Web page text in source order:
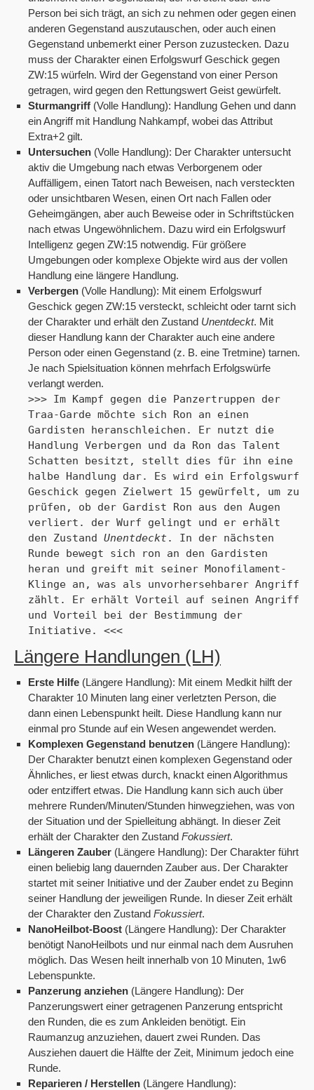
Person bei sich trägt, an sich zu nehmen oder gegen einen
anderen Gegenstand auszutauschen, oder auch einen
Gegenstand unbemerkt einer Person zuzustecken. Dazu
muss der Charakter einen Erfolgswurf Geschick gegen
ZW:15 würfeln. Wird der Gegenstand von einer Person
getragen, wird gegen den Rettungswert Geist gewürfelt.
Sturmangriff (Volle Handlung): Handlung Gehen und dann
ein Angriff mit Handlung Nahkampf, wobei das Attribut
Extra+2 gilt.
Untersuchen (Volle Handlung): Der Charakter untersucht
aktiv die Umgebung nach etwas Verborgenem oder
Auffälligem, einen Tatort nach Beweisen, nach versteckten
oder unsichtbaren Wesen, einen Ort nach Fallen oder
Geheimgängen, aber auch Beweise oder in Schriftstücken
nach etwas Ungewöhnlichem. Dazu wird ein Erfolgswurf
Intelligenz gegen ZW:15 notwendig. Für größere
Umgebungen oder komplexe Objekte wird aus der vollen
Handlung eine längere Handlung.
Verbergen (Volle Handlung): Mit einem Erfolgswurf
Geschick gegen ZW:15 versteckt, schleicht oder tarnt sich
der Charakter und erhält den Zustand Unentdeckt. Mit
dieser Handlung kann der Charakter auch eine andere
Person oder einen Gegenstand (z. B. eine Tretmine) tarnen.
Je nach Spielsituation können mehrfach Erfolgswürfe
verlangt werden.
>>> Im Kampf gegen die Panzertruppen der
Traa-Garde möchte sich Ron an einen
Gardisten heranschleichen. Er nutzt die
Handlung Verbergen und da Ron das Talent
Schatten besitzt, stellt dies für ihn eine
halbe Handlung dar. Es wird ein Erfolgswurf
Geschick gegen Zielwert 15 gewürfelt, um zu
prüfen, ob der Gardist Ron aus den Augen
verliert. der Wurf gelingt und er erhält
den Zustand Unentdeckt. In der nächsten
Runde bewegt sich ron an den Gardisten
heran und greift mit seiner Monofilament-
Klinge an, was als unvorhersehbarer Angriff
zählt. Er erhält Vorteil auf seinen Angriff
und Vorteil bei der Bestimmung der
Initiative. <<<
Längere Handlungen (LH)
Erste Hilfe (Längere Handlung): Mit einem Medkit hilft der
Charakter 10 Minuten lang einer verletzten Person, die
dann einen Lebenspunkt heilt. Diese Handlung kann nur
einmal pro Stunde auf ein Wesen angewendet werden.
Komplexen Gegenstand benutzen (Längere Handlung):
Der Charakter benutzt einen komplexen Gegenstand oder
Ähnliches, er liest etwas durch, knackt einen Algorithmus
oder entziffert etwas. Die Handlung kann sich auch über
mehrere Runden/Minuten/Stunden hinwegziehen, was von
der Situation und der Spielleitung abhängt. In dieser Zeit
erhält der Charakter den Zustand Fokussiert.
Längeren Zauber (Längere Handlung): Der Charakter führt
einen beliebig lang dauernden Zauber aus. Der Charakter
startet mit seiner Initiative und der Zauber endet zu Beginn
seiner Handlung der jeweiligen Runde. In dieser Zeit erhält
der Charakter den Zustand Fokussiert.
NanoHeilbot-Boost (Längere Handlung): Der Charakter
benötigt NanoHeilbots und nur einmal nach dem Ausruhen
möglich. Das Wesen heilt innerhalb von 10 Minuten, 1w6
Lebenspunkte.
Panzerung anziehen (Längere Handlung): Der
Panzerungswert einer getragenen Panzerung entspricht
den Runden, die es zum Ankleiden benötigt. Ein
Raumanzug anzuziehen, dauert zwei Runden. Das
Ausziehen dauert die Hälfte der Zeit, Minimum jedoch eine
Runde.
Reparieren / Herstellen (Längere Handlung):